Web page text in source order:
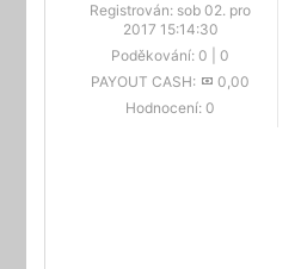
Registrován: sob 02. pro
2017 15:14:30
Poděkování: 0
0
PAYOUT CASH:
0,00
Hodnocení: 0